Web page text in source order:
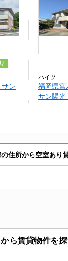
サン
ハイツ
福岡県宮
サン陽
住所から空室あり
ら賃貸物件を